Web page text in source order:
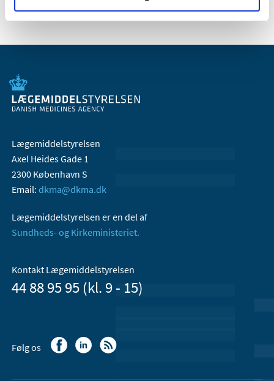
Lægemiddelstyrelsen
Axel Heides Gade 1
2300 København S
Email: dkma@dkma.dk
Lægemiddelstyrelsen er en del af
Sundheds- og Kirkeministeriet.
Kontakt Lægemiddelstyrelsen
44 88 95 95 (kl. 9 - 15)
Følg os